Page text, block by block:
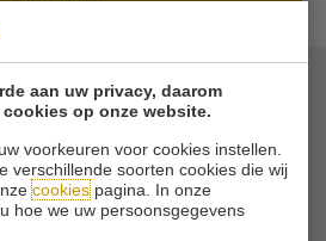
aan uw privacy, daarom
op onze website.
voorkeuren voor cookies instellen.
verschillende soorten cookies die wij
cookiespagina. In onze
hoe we uw persoonsgegevens
Schinkelshoek
- 3132 KA Vlaardingen |
010 - 460 21 39
Email